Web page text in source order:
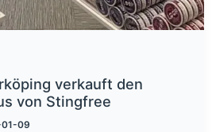
verkauft den
von Stingfree
09